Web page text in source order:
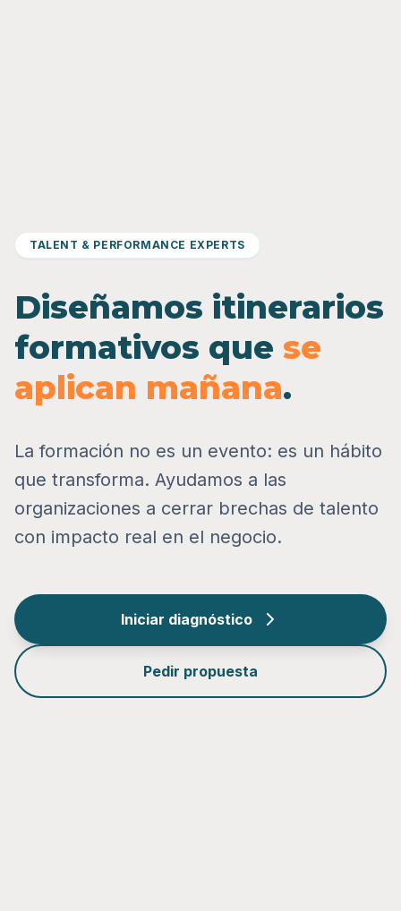
TALENT & PERFORMANCE EXPERTS
Diseñamos itinerarios
formativos que se
aplican mañana.
La formación no es un evento: es un hábito
que transforma. Ayudamos a las
organizaciones a cerrar brechas de talento
con impacto real en el negocio.
Iniciar diagnóstico
Pedir propuesta